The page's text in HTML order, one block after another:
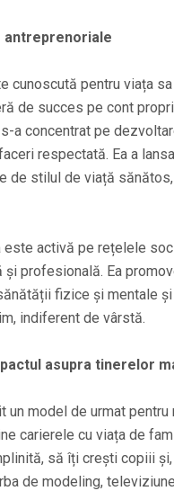
antreprenoriale
cunoscută pentru viața
de succes pe cont
a concentrat pe
respectată. Ea a
de stilul de viață
este activă pe rețelele
profesională. Ea
fizice și mentale
indiferent de vârstă.
asupra tinerelor
un model de urmat
carierele cu viața de
să îți crești copiii
de modeling,